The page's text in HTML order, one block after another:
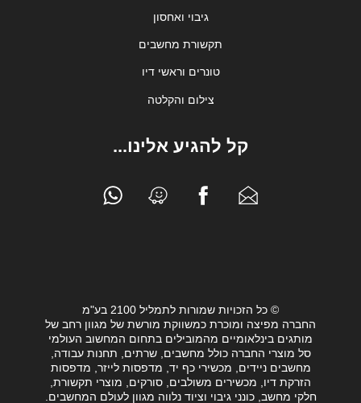
גיבוי ואחסון
תקשורת מחשבים
טונרים וראשי דיו
צילום והקלטה
קל להגיע אלינו...
© כל הזכויות שמורות לתמליל 2100 בע"מ
החברה מפיצה ומוכרת כמשווקת מורשת של מגוון רחב של
מותגים בינלאומיים מהמובילים בתחום המחשוב העולמי
סל מוצרי החברה כולל מחשבים, שרתים, תחנות עבודה,
מחשבים ניידים, מכשירי כף יד, מדפסות לייזר, מדפסות
הזרקת דיו, מכשירים משולבים, סורקים, מוצרי תקשורת,
חלקי מחשב, כונני גיבוי וציוד נלווה מגוון לעולם המחשבים.